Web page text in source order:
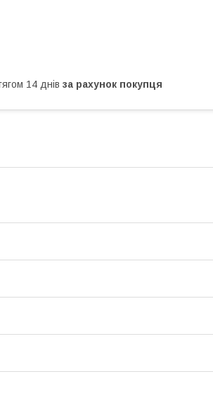
14 днів за рахунок покупця